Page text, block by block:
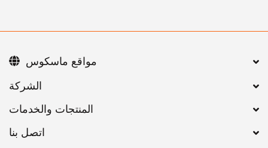
اتصل بنا
مواقع ماسكوس